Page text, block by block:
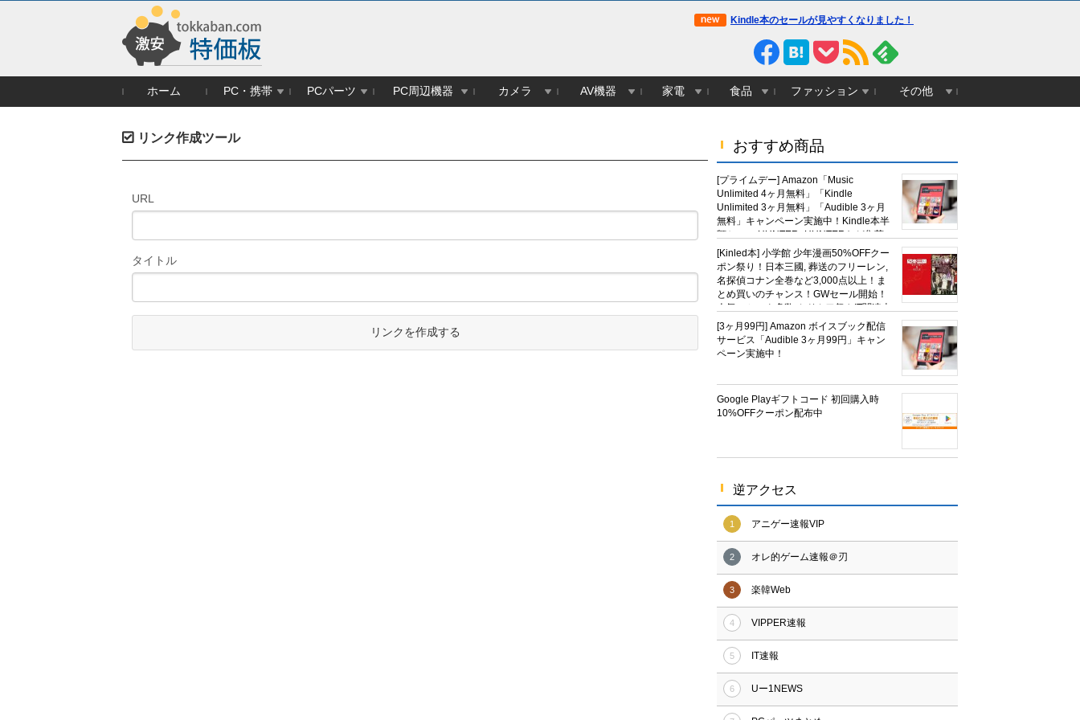
Kindle本のセールが見やすくなりました！
ホーム PC・携帯 PCパーツ PC周辺機器 カメラ AV機器 家電 食品 ファッション その他
おすすめ商品
[プライムデー] Amazon「Music
Unlimited 4ヶ月無料」「Kindle
Unlimited 3ヶ月無料」「Audible 3ヶ月
無料」キャンペーン実施中！Kindle本半
額セール HUNTER×HUNTERなど集英
社、無職転生,幼女戦記など
KADOKAWA、キャプテン翼100円セー
ルも！
[Kinled本] 小学館 少年漫画50%OFFクー
ポン祭り！日本三國, 葬送のフリーレン,
名探偵コナン全巻など3,000点以上！ま
とめ買いのチャンス！GWセール開始！
人気コミック多数 カドカワ祭やIT関連本
がセールに！
[3ヶ月99円] Amazon ボイスブック配信
サービス「Audible 3ヶ月99円」キャン
ペーン実施中！
Google Playギフトコード 初回購入時
10%OFFクーポン配布中
逆アクセス
1 アニゲー速報VIP
2 オレ的ゲーム速報＠刃
3 楽韓Web
4 VIPPER速報
5 IT速報
6 Uー1NEWS
リンク作成ツール
URL
タイトル
リンクを作成する